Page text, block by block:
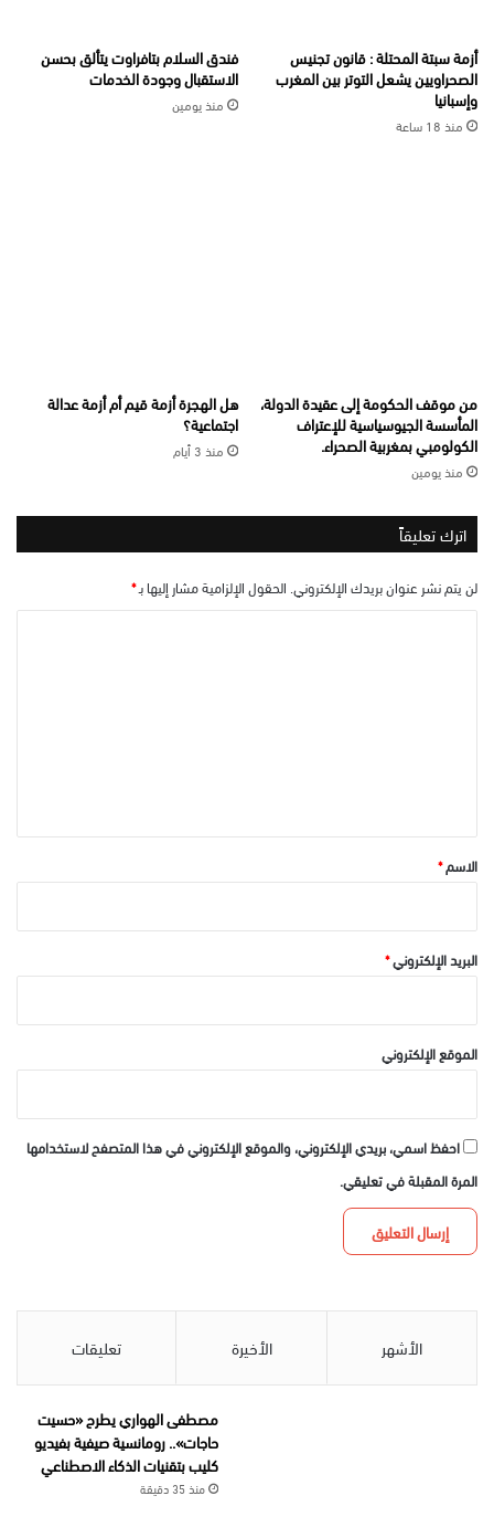
أزمة سبتة المحتلة : قانون تجنيس
الصحراويين يشعل التوتر بين المغرب
وإسبانيا
منذ 18 ساعة
فندق السلام بتافراوت يتألق بحسن
الاستقبال وجودة الخدمات
منذ يومين
من موقف الحكومة إلى عقيدة الدولة،
المأسسة الجيوسياسية للإعتراف
الكولومبي بمغربية الصحراء.
منذ يومين
هل الهجرة أزمة قيم أم أزمة عدالة
اجتماعية؟
منذ 3 أيام
اترك تعليقاً
لن يتم نشر عنوان بريدك الإلكتروني. الحقول الإلزامية مشار إليها بـ*
*الاسم*
البريد الإلكتروني*
الموقع الإلكتروني
احفظ اسمي، بريدي الإلكتروني، والموقع الإلكتروني في هذا المتصفح لاستخدامها
المرة المقبلة في تعليقي.
الأشهر الأخيرة تعليقات
مصطفى الهواري يطرح «حسيت
حاجات».. رومانسية صيفية بفيديو
كليب بتقنيات الذكاء الاصطناعي
منذ 35 دقيقة